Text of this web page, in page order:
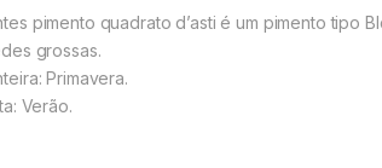
pimento quadrato d’asti é um pimento tipo
grossas.
Primavera.
Verão.